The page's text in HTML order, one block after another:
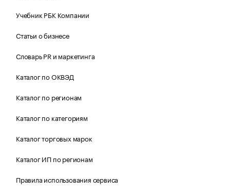
Учебник РБК Компании
Статьи о бизнесе
Словарь PR и маркетинга
Каталог по ОКВЭД
Каталог по регионам
Каталог по категориям
Каталог торговых марок
Каталог ИП по регионам
Правила использования сервиса